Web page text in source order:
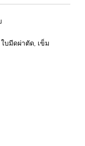
ใบมีดผ่าตัด, เข็ม